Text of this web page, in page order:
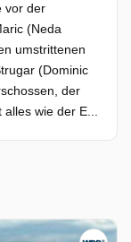
vor der
(Neda
umstrittenen
(Dominic
der
wie der E...